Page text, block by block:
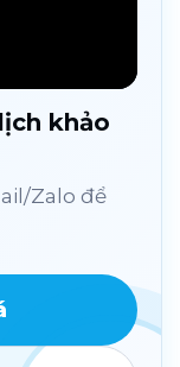
khảo
Zalo để